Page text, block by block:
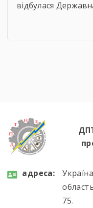
відбулася
Кондитер». За
Вітаємо майбутніх
aдресa:
75.